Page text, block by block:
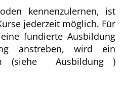
kennenzulernen, ist
jederzeit möglich. Für
fundierte Ausbildung
anstreben, wird ein
(siehe
Ausbildung
)